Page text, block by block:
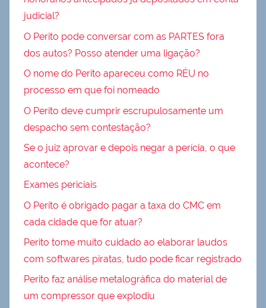
judicial?
O Perito pode conversar com as PARTES fora
dos autos? Posso atender uma ligação?
O nome do Perito apareceu como RÉU no
processo em que foi nomeado
O Perito deve cumprir escrupulosamente um
despacho sem contestação?
Se o juiz aprovar e depois negar a perícia, o que
acontece?
Exames periciais
O Perito é obrigado pagar a taxa do CMC em
cada cidade que for atuar?
Perito tome muito cuidado ao elaborar laudos
com softwares piratas, tudo pode ficar registrado
Perito faz análise metalográfica do material de
um compressor que explodiu